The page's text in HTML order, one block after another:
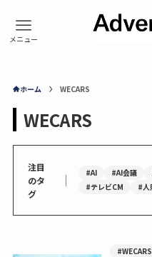
ホーム WECARS
WECARS
注目
のタ
グ
｜ #AI #AI会議
#テレビCM
#人
#WECARS